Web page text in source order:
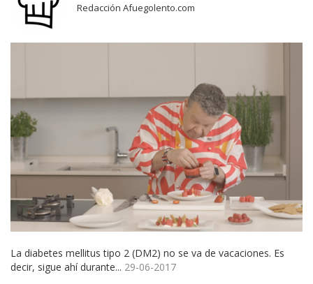
Redacción Afuegolento.com
La diabetes mellitus tipo 2 (DM2) no se va de vacaciones. Es
decir, sigue ahí durante... 29-06-2017